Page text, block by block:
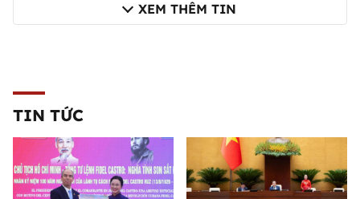
XEM THÊM TIN
TIN TỨC